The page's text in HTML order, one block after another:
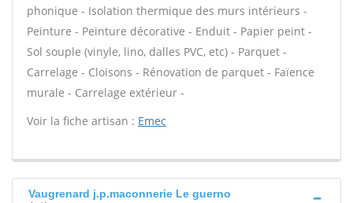
phonique - Isolation thermique des murs intérieurs -
Peinture - Peinture décorative - Enduit - Papier peint -
Sol souple (vinyle, lino, dalles PVC, etc) - Parquet -
Carrelage - Cloisons - Rénovation de parquet - Faïence
murale - Carrelage extérieur -
Voir la fiche artisan : Emec
Vaugrenard j.p.maconnerie Le guerno